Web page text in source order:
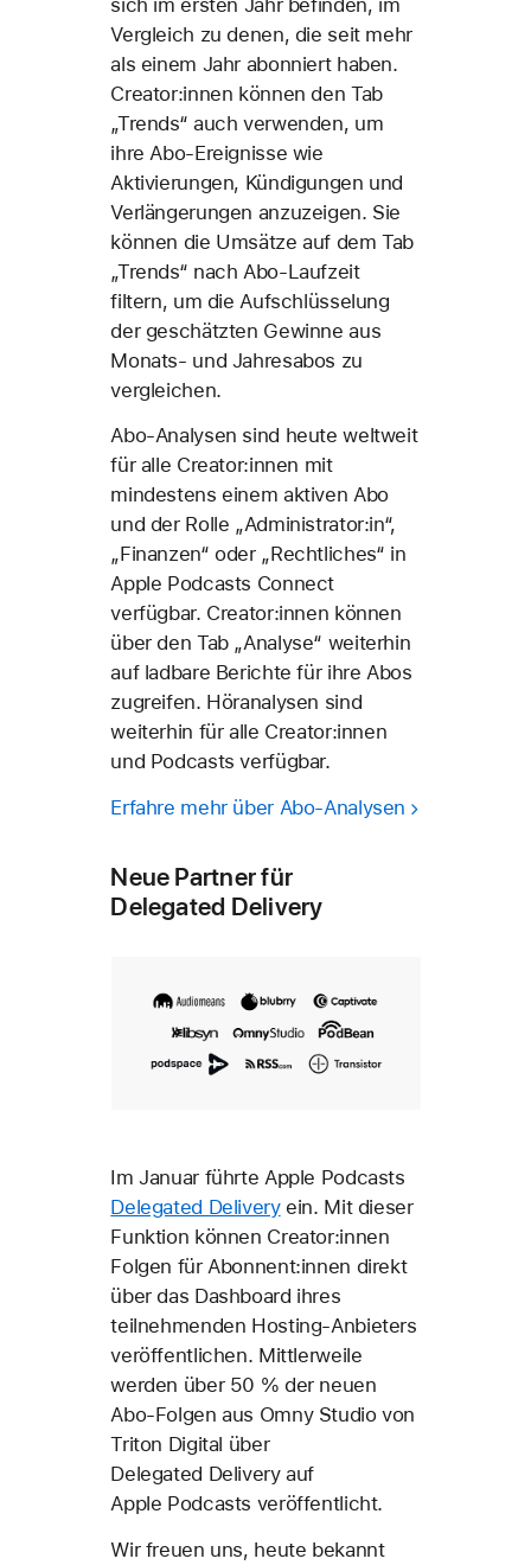
Vergleich zu denen, die seit mehr
als einem Jahr abonniert haben.
Creator:innen können den Tab
„Trends“ auch verwenden, um
ihre Abo-Ereignisse wie
Aktivierungen, Kündigungen und
Verlängerungen anzuzeigen. Sie
können die Umsätze auf dem Tab
„Trends“ nach Abo-Laufzeit
filtern, um die Aufschlüsselung
der geschätzten Gewinne aus
Monats- und Jahresabos zu
vergleichen.
Abo-Analysen sind heute weltweit
für alle Creator:innen mit
mindestens einem aktiven Abo
und der Rolle „Administrator:in“,
„Finanzen“ oder „Rechtliches“ in
Apple Podcasts Connect
verfügbar. Creator:innen können
über den Tab „Analyse“ weiterhin
auf ladbare Berichte für ihre Abos
zugreifen. Höranalysen sind
weiterhin für alle Creator:innen
und Podcasts verfügbar.
Erfahre mehr über Abo-Analysen
Neue Partner für
Delegated Delivery
Im Januar führte Apple Podcasts
Delegated Deliveryein. Mit dieser
Funktion können Creator:innen
Folgen für Abonnent:innen direkt
über das Dashboard ihres
teilnehmenden Hosting-Anbieters
veröffentlichen. Mittlerweile
werden über 50 % der neuen
Abo-Folgen aus Omny Studio von
Triton Digital über
Delegated Delivery auf
Apple Podcasts veröffentlicht.
Wir freuen uns, heute bekannt